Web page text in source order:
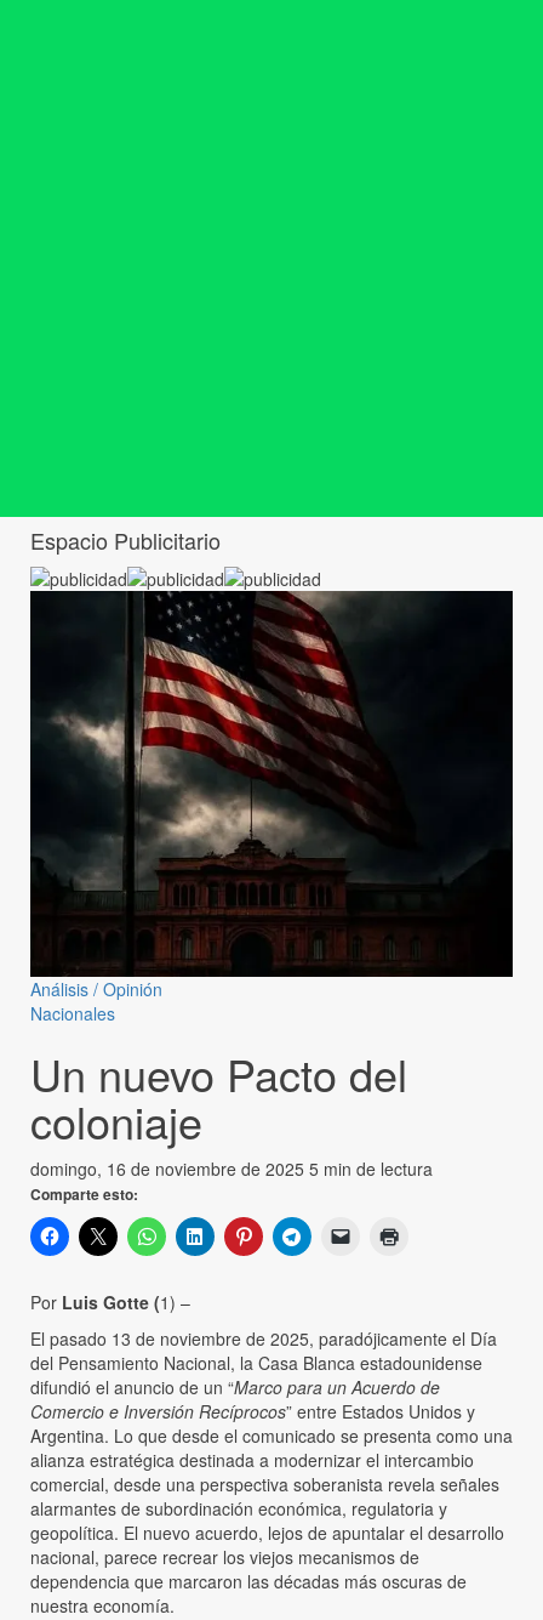
Espacio Publicitario
Análisis / Opinión
Nacionales
Un nuevo Pacto del
coloniaje
domingo, 16 de noviembre de 2025 5 min de lectura
Comparte esto:
Por Luis Gotte (1) –
El pasado 13 de noviembre de 2025, paradójicamente el Día
del Pensamiento Nacional, la Casa Blanca estadounidense
difundió el anuncio de un “Marco para un Acuerdo de
Comercio e Inversión Recíprocos” entre Estados Unidos y
Argentina. Lo que desde el comunicado se presenta como una
alianza estratégica destinada a modernizar el intercambio
comercial, desde una perspectiva soberanista revela señales
alarmantes de subordinación económica, regulatoria y
geopolítica. El nuevo acuerdo, lejos de apuntalar el desarrollo
nacional, parece recrear los viejos mecanismos de
dependencia que marcaron las décadas más oscuras de
nuestra economía.